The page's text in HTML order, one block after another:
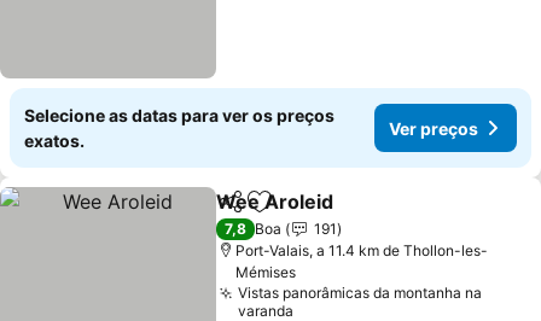
Selecione as datas para ver os preços
exatos.
Ver preços
PartilharAdicionar aos favoritos
Wee Aroleid
7,8 Boa
191
Port-Valais, a 11.4 km de Thollon-les-
Mémises
Vistas panorâmicas da montanha na
varanda